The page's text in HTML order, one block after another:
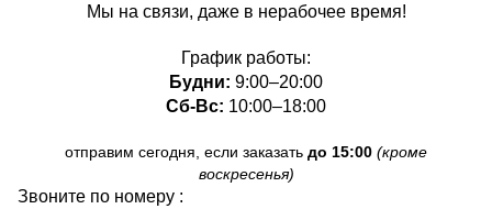
Мы на связи, даже в нерабочее время!
График работы:
Будни: 9:00–20:00
Сб-Вс: 10:00–18:00
отправим сегодня, если заказать до 15:00 (кроме
воскресенья)
Звоните по номеру :